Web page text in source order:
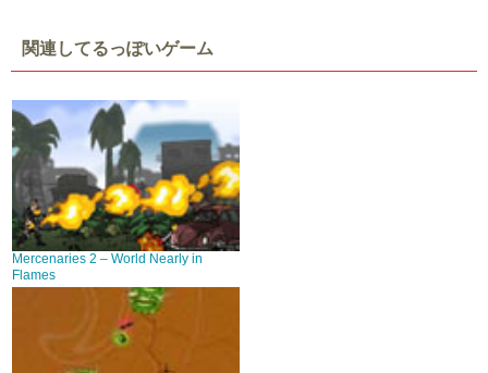
関連してるっぽいゲーム
Mercenaries 2 – World Nearly in
Flames